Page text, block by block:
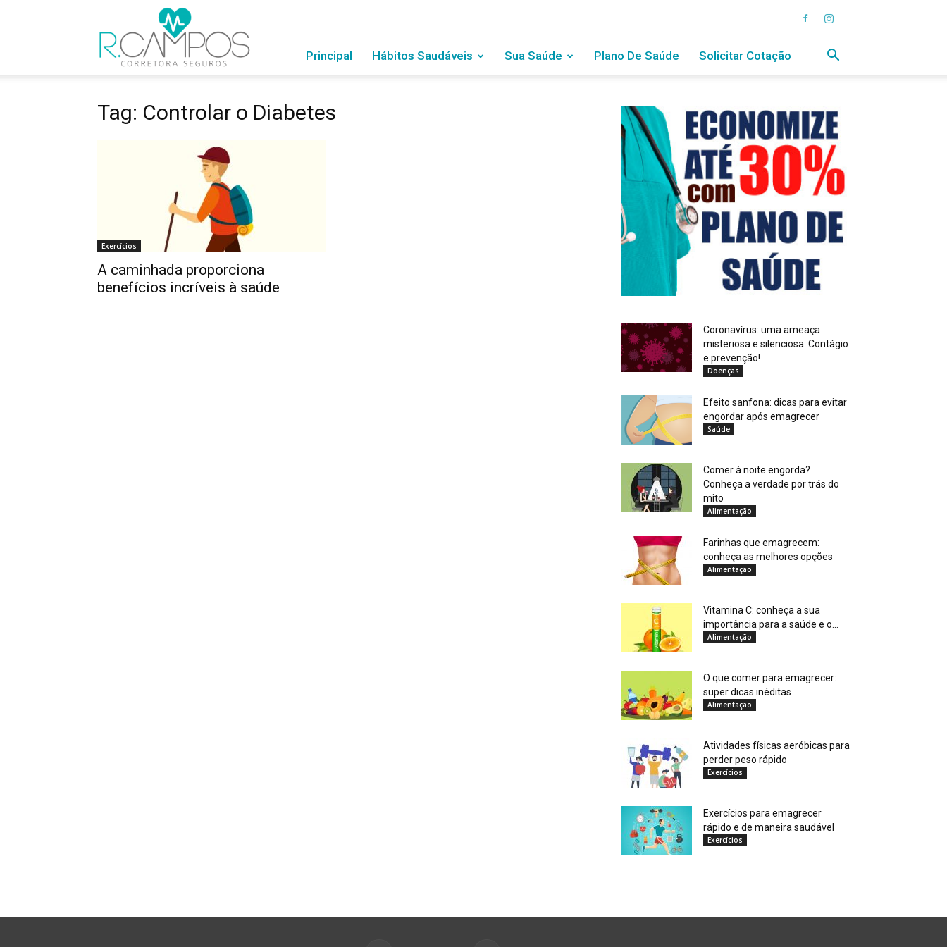
Você
Principal Hábitos Saudáveis Sua Saúde Plano De Saúde Solicitar Cotação
Tag: Controlar o Diabetes
Exercícios
A caminhada proporciona
benefícios incríveis à saúde
Coronavírus: uma ameaça
misteriosa e silenciosa. Contágio
e prevenção!
Doenças
Efeito sanfona: dicas para evitar
engordar após emagrecer
Saúde
Comer à noite engorda?
Conheça a verdade por trás do
mito
Alimentação
Farinhas que emagrecem:
conheça as melhores opções
Alimentação
Vitamina C: conheça a sua
importância para a saúde e o...
Alimentação
O que comer para emagrecer:
super dicas inéditas
Alimentação
Atividades físicas aeróbicas para
perder peso rápido
Exercícios
Exercícios para emagrecer
rápido e de maneira saudável
Exercícios